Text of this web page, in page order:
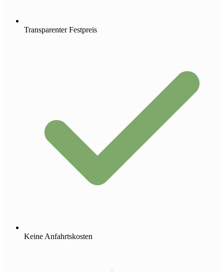
Transparenter Festpreis
Keine Anfahrtskosten